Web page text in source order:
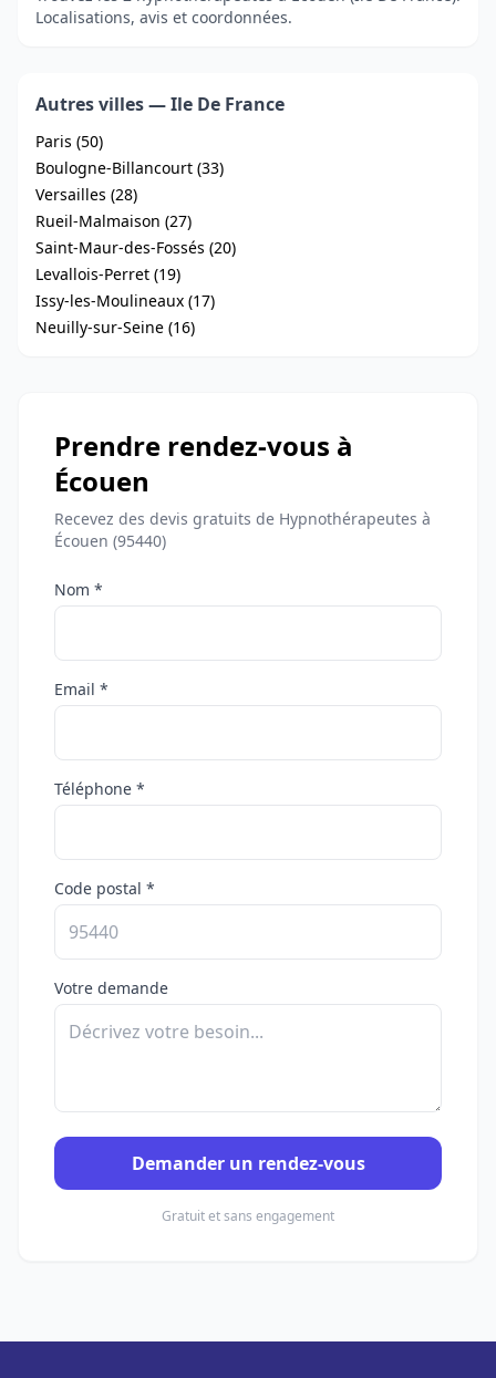
Localisations, avis et coordonnées.
Autres villes — Ile De France
Paris (50)
Boulogne-Billancourt (33)
Versailles (28)
Rueil-Malmaison (27)
Saint-Maur-des-Fossés (20)
Levallois-Perret (19)
Issy-les-Moulineaux (17)
Neuilly-sur-Seine (16)
Prendre rendez-vous à
Écouen
Recevez des devis gratuits de Hypnothérapeutes à
Écouen (95440)
Nom *
Email *
Téléphone *
Code postal *
Votre demande
Demander un rendez-vous
Gratuit et sans engagement